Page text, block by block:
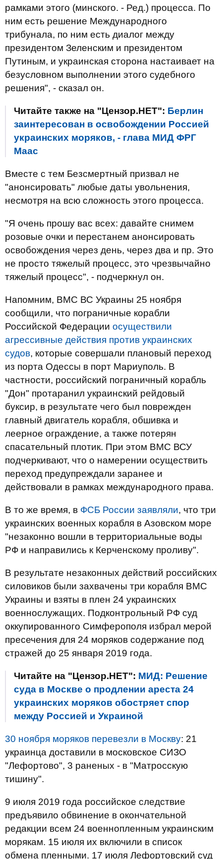
рамками этого (минского. - Ред.) процесса. По
ним есть решение Международного
трибунала, по ним есть диалог между
президентом Зеленским и президентом
Путиным, и украинская сторона настаивает на
безусловном выполнении этого судебного
решения", - сказал он.
Читайте также на "Цензор.НЕТ": Берлин
заинтересован в освобождении Россией
украинских моряков, - глава МИД ФРГ
Маас
Вместе с тем Безсмертный призвал не
"анонсировать" любые даты увольнения,
несмотря на всю сложность этого процесса.
"Я очень прошу вас всех: давайте снимем
розовые очки и перестанем анонсировать
освобождения через день, через два и пр. Это
не просто тяжелый процесс, это чрезвычайно
тяжелый процесс", - подчеркнул он.
Напомним, ВМС ВС Украины 25 ноября
сообщили, что пограничные корабли
Российской Федерации осуществили
агрессивные действия против украинских
судов, которые совершали плановый переход
из порта Одессы в порт Мариуполь. В
частности, российский пограничный корабль
"Дон" протаранил украинский рейдовый
буксир, в результате чего был поврежден
главный двигатель корабля, обшивка и
леерное ограждение, а также потерян
спасательный плотик. При этом ВМС ВСУ
подчеркивают, что о намерении осуществить
переход предупреждали заранее и
действовали в рамках международного права.
В то же время, в ФСБ России заявляли, что три
украинских военных корабля в Азовском море
"незаконно вошли в территориальные воды
РФ и направились к Керченскому проливу".
В результате незаконных действий российских
силовиков были захвачены три корабля ВМС
Украины и взяты в плен 24 украинских
военнослужащих. Подконтрольный РФ суд
оккупированного Симферополя избрал мерой
пресечения для 24 моряков содержание под
стражей до 25 января 2019 года.
Читайте на "Цензор.НЕТ": МИД: Решение
суда в Москве о продлении ареста 24
украинских моряков обостряет спор
между Россией и Украиной
30 ноября моряков перевезли в Москву: 21
украинца доставили в московское СИЗО
"Лефортово", 3 раненых - в "Матросскую
тишину".
9 июля 2019 года российское следствие
предъявило обвинение в окончательной
редакции всем 24 военнопленным украинским
морякам. 15 июля их включили в список
обмена пленными. 17 июля Лефортовский суд